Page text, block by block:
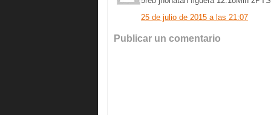
25 de julio de 2015 a las 21:07
Publicar un comentario